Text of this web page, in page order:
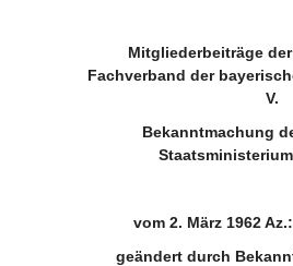
Mitgliederbeiträge
Fachverband der
V.
Bekanntmachung
vom 2. März 1962
geändert durch